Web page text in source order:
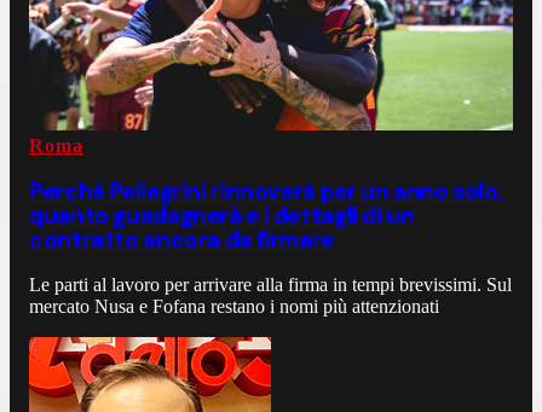
Roma
Perché Pellegrini rinnoverà per un anno solo,
quanto guadagnerà e i dettagli di un
contratto ancora da firmare
Le parti al lavoro per arrivare alla firma in tempi brevissimi. Sul
mercato Nusa e Fofana restano i nomi più attenzionati